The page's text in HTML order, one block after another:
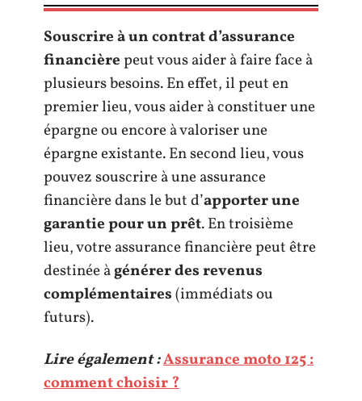
Souscrire à un contrat d’assurance
financièrepeut vous aider à faire face à
plusieurs besoins. En effet, il peut en
premier lieu, vous aider à constituer une
épargne ou encore à valoriser une
épargne existante. En second lieu, vous
pouvez souscrire à une assurance
financière dans le but d’apporter une
garantie pour un prêt. En troisième
lieu, votre assurance financière peut être
destinée àgénérer des revenus
complémentaires(immédiats ou
futurs).
Lire également :Assurance moto 125 :
comment choisir ?